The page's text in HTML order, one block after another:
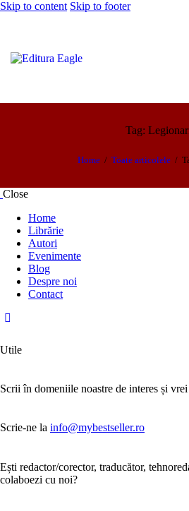
Skip to content Skip to footer
Tag:
Home Toate articolele
Close
Home
Librărie
Autori
Evenimente
Blog
Despre noi
Contact
Utile
Scrii în domeniile noastre de interes și
Scrie-ne la info@mybestseller.ro
Ești redactor/corector, traducător,
colaboezi cu noi?